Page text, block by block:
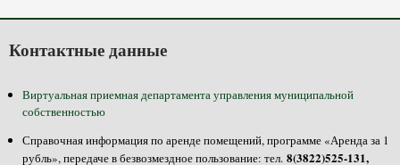
Контактные данные
Виртуальная приемная департамента управления муниципальной
собственностью
Справочная информация по аренде помещений, программе «Аренда за 1
рубль», передаче в безвозмездное пользование: тел. 8(3822)525-131,